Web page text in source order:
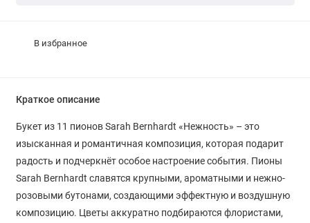
В избранное
Краткое описание
Букет из 11 пионов Sarah Bernhardt «Нежность» – это
изысканная и романтичная композиция, которая подарит
радость и подчеркнёт особое настроение события. Пионы
Sarah Bernhardt славятся крупными, ароматными и нежно-
розовыми бутонами, создающими эффектную и воздушную
композицию. Цветы аккуратно подбираются флористами,